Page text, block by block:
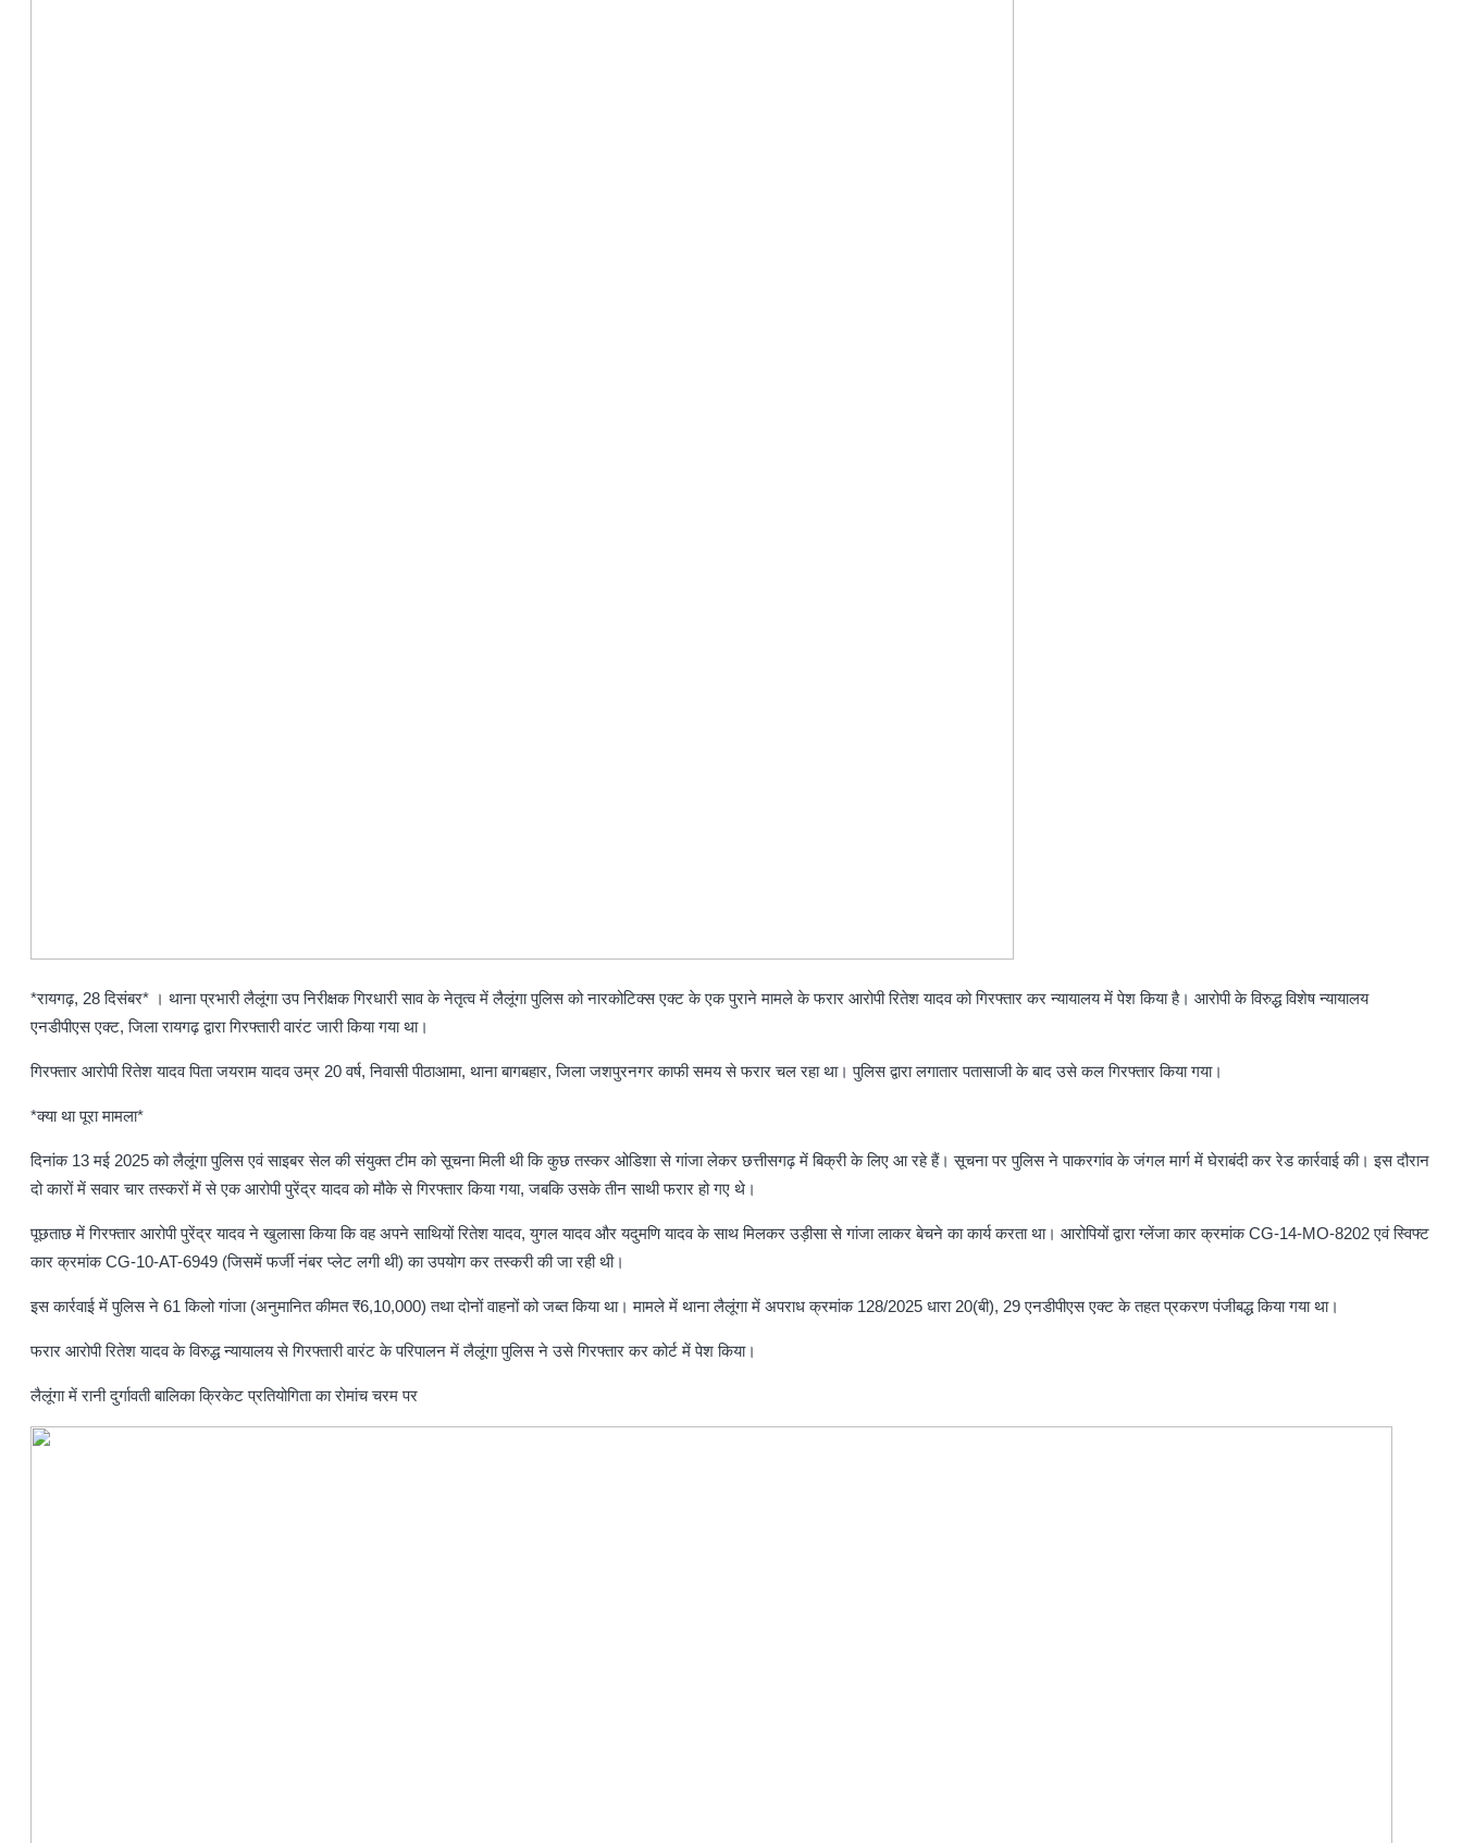
*रायगढ़, 28 दिसंबर* । थाना प्रभारी लैलूंगा उप निरीक्षक गिरधारी साव के नेतृत्व में लैलूंगा पुलिस को नारकोटिक्स एक्ट के एक पुराने मामले के फरार आरोपी रितेश यादव को गिरफ्तार कर न्यायालय में पेश किया है। आरोपी के विरुद्ध विशेष न्यायालय
एनडीपीएस एक्ट, जिला रायगढ़ द्वारा गिरफ्तारी वारंट जारी किया गया था।
गिरफ्तार आरोपी रितेश यादव पिता जयराम यादव उम्र 20 वर्ष, निवासी पीठाआमा, थाना बागबहार, जिला जशपुरनगर काफी समय से फरार चल रहा था। पुलिस द्वारा लगातार पतासाजी के बाद उसे कल गिरफ्तार किया गया।
*क्या था पूरा मामला*
दिनांक 13 मई 2025 को लैलूंगा पुलिस एवं साइबर सेल की संयुक्त टीम को सूचना मिली थी कि कुछ तस्कर ओडिशा से गांजा लेकर छत्तीसगढ़ में बिक्री के लिए आ रहे हैं। सूचना पर पुलिस ने पाकरगांव के जंगल मार्ग में घेराबंदी कर रेड कार्रवाई की। इस दौरान
दो कारों में सवार चार तस्करों में से एक आरोपी पुरेंद्र यादव को मौके से गिरफ्तार किया गया, जबकि उसके तीन साथी फरार हो गए थे।
पूछताछ में गिरफ्तार आरोपी पुरेंद्र यादव ने खुलासा किया कि वह अपने साथियों रितेश यादव, युगल यादव और यदुमणि यादव के साथ मिलकर उड़ीसा से गांजा लाकर बेचने का कार्य करता था। आरोपियों द्वारा ग्लेंजा कार क्रमांक CG-14-MO-8202 एवं स्विफ्ट
कार क्रमांक CG-10-AT-6949 (जिसमें फर्जी नंबर प्लेट लगी थी) का उपयोग कर तस्करी की जा रही थी।
इस कार्रवाई में पुलिस ने 61 किलो गांजा (अनुमानित कीमत ₹6,10,000) तथा दोनों वाहनों को जब्त किया था। मामले में थाना लैलूंगा में अपराध क्रमांक 128/2025 धारा 20(बी), 29 एनडीपीएस एक्ट के तहत प्रकरण पंजीबद्ध किया गया था।
फरार आरोपी रितेश यादव के विरुद्ध न्यायालय से गिरफ्तारी वारंट के परिपालन में लैलूंगा पुलिस ने उसे गिरफ्तार कर कोर्ट में पेश किया।
लैलूंगा में रानी दुर्गावती बालिका क्रिकेट प्रतियोगिता का रोमांच चरम पर